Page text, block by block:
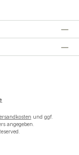
und ggf.
angegeben.